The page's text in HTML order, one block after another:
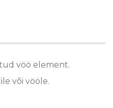
vöö element.
või vööle.